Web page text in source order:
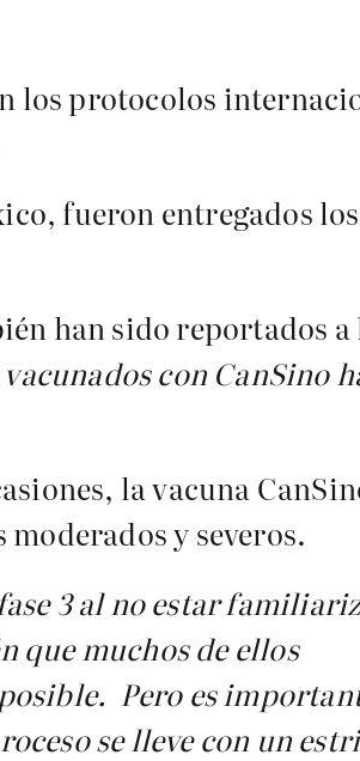
los protocolos
fueron entregados los
han sido reportados a
con CanSino
la vacuna
moderados y severos.
3 al no estar
que muchos de ellos
Pero es
se lleve con un